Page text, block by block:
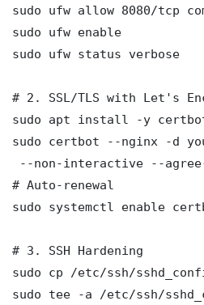
sudo ufw allow 8080/tcp
sudo ufw enable
sudo ufw status verbose
# 2. SSL/TLS with Let's
sudo apt install -y
sudo certbot --nginx -d
--non-interactive --agree-
# Auto-renewal
sudo systemctl enable
# 3. SSH Hardening
sudo cp /etc/ssh/
sudo tee -a /etc/ssh/